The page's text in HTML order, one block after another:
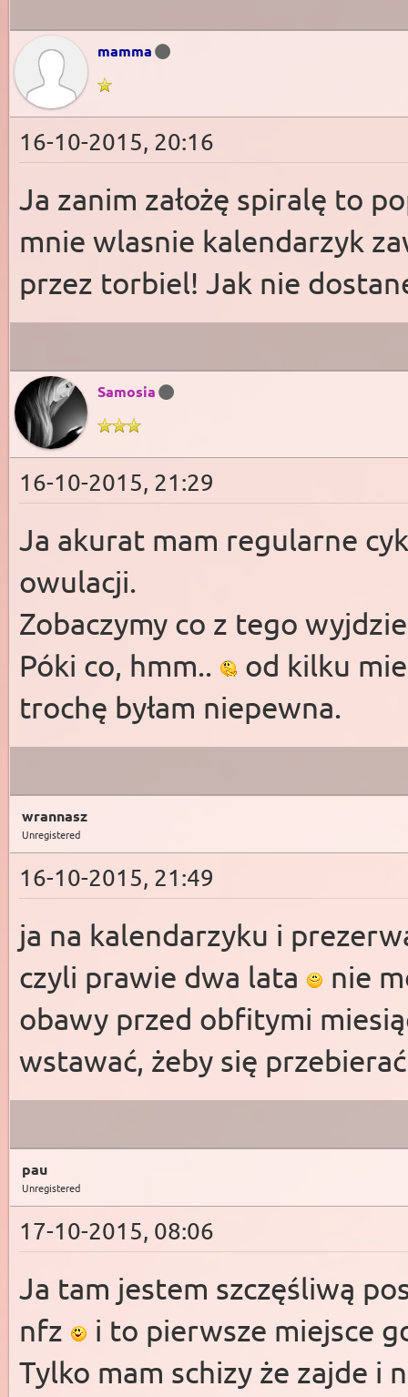
mamma
16-10-2015, 20:16
Ja zanim założę spiralę to
mnie wlasnie kalendarzyk
przez torbiel! Jak nie
Samosia
16-10-2015, 21:29
Ja akurat mam regularne
owulacji.
Zobaczymy co z tego
Póki co, hmm..
od kilku
trochę byłam niepewna.
wrannasz
Unregistered
16-10-2015, 21:49
ja na kalendarzyku i
czyli prawie dwa lata
nie
obawy przed obfitymi
wstawać, żeby się przebierać
pau
Unregistered
17-10-2015, 08:06
Ja tam jestem szczęśliwą
nfz
i to pierwsze miejsce
Tylko mam schizy że zajde i